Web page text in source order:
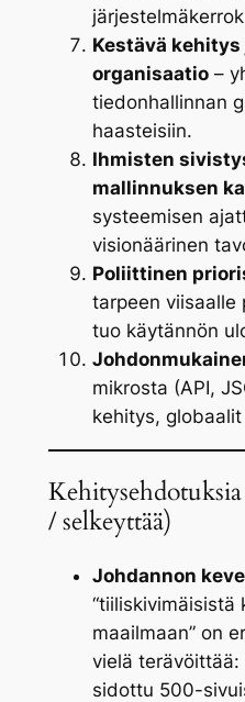
Kestävä
organisaatio–
tiedonhallinnan
haasteisiin.
Ihmisten
mallinnuksen
systeemisen
visionäärinen
Poliittinen
tarpeen viisaalle
tuo käytännön
mikrosta (API,
kehitys,
/ selkeyttää)
Johdannon
“tiiliskivimäisistä
maailmaan”on
vielä terävöittää:
sidottu 500-